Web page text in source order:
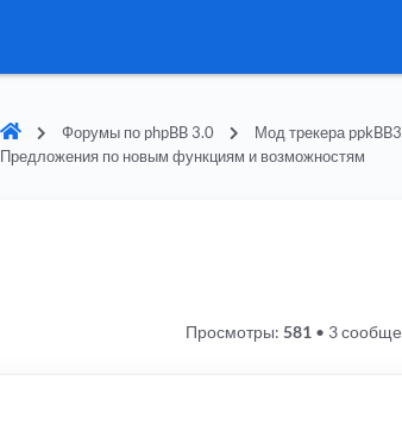
Форумы по phpBB 3.0
Мод трекера
Предложения по новым функциям и возможностям
3
Просмотры: 581 •